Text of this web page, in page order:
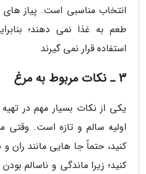
انتخاب مناسبی است. پیاز های
طعم به غذا نمی دهند؛
استفاده قرار نمی گیرند
3 ـ نکات مربوط به مرغ
یکی از نکات بسیار مهم در
اولیه سالم و تازه است. وقتی
کنید، حتماً جا هایی مانند ران
کنید؛ زیرا ماندگی و ناسالم